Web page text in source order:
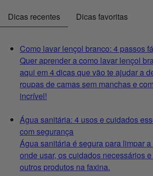
Dicas recentes Dicas favoritas
Como lavar lençol branco: 4 passos
Quer aprender a como lavar lençol
aqui em 4 dicas que vão te ajudar a
roupas de camas sem manchas e
incrível!
Água sanitária: 4 usos e cuidados
com segurança
Água sanitária é segura para limpar
onde usar, os cuidados necessários
outros produtos na faxina.